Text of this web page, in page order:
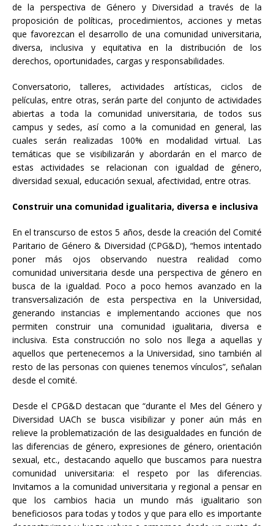
de la perspectiva de Género y Diversidad a través de la
proposición de políticas, procedimientos, acciones y metas
que favorezcan el desarrollo de una comunidad universitaria,
diversa, inclusiva y equitativa en la distribución de los
derechos, oportunidades, cargas y responsabilidades.
Conversatorio, talleres, actividades artísticas, ciclos de
películas, entre otras, serán parte del conjunto de actividades
abiertas a toda la comunidad universitaria, de todos sus
campus y sedes, así como a la comunidad en general, las
cuales serán realizadas 100% en modalidad virtual. Las
temáticas que se visibilizarán y abordarán en el marco de
estas actividades se relacionan con igualdad de género,
diversidad sexual, educación sexual, afectividad, entre otras.
Construir una comunidad igualitaria, diversa e inclusiva
En el transcurso de estos 5 años, desde la creación del Comité
Paritario de Género & Diversidad (CPG&D), “hemos intentado
poner más ojos observando nuestra realidad como
comunidad universitaria desde una perspectiva de género en
busca de la igualdad. Poco a poco hemos avanzado en la
transversalización de esta perspectiva en la Universidad,
generando instancias e implementando acciones que nos
permiten construir una comunidad igualitaria, diversa e
inclusiva. Esta construcción no solo nos llega a aquellas y
aquellos que pertenecemos a la Universidad, sino también al
resto de las personas con quienes tenemos vínculos”, señalan
desde el comité.
Desde el CPG&D destacan que “durante el Mes del Género y
Diversidad UACh se busca visibilizar y poner aún más en
relieve la problematización de las desigualdades en función de
las diferencias de género, expresiones de género, orientación
sexual, etc., destacando aquello que buscamos para nuestra
comunidad universitaria: el respeto por las diferencias.
Invitamos a la comunidad universitaria y regional a pensar en
que los cambios hacia un mundo más igualitario son
beneficiosos para todas y todos y que para ello es importante